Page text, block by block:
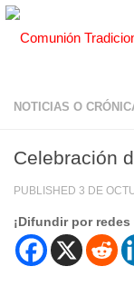
NOTICIAS O
Celebración
PUBLISHED 3 DE
¡Difundir por